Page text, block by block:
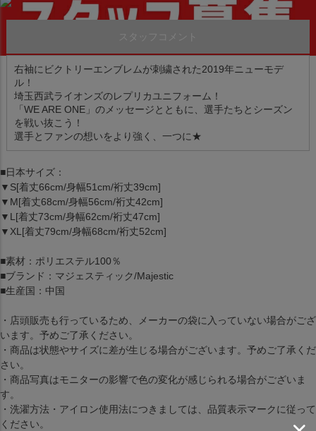
スタッフコメント
右袖にビクトリーエンブレムが刺繍された2019年ニューモデ
ル！
埼玉西武ライオンズのレプリカユニフォーム！
「WE ARE ONE」のメッセージとともに、選手たちとシーズン
を戦い抜こう！
選手とファンの想いをより強く、一つに★
■日本サイズ：
▼S[着丈66cm/身幅51cm/裄丈39cm]
▼M[着丈68cm/身幅56cm/裄丈42cm]
▼L[着丈73cm/身幅62cm/裄丈47cm]
▼XL[着丈79cm/身幅68cm/裄丈52cm]
■素材：ポリエステル100％
■ブランド：マジェスティック/Majestic
■生産国：中国
・店頭販売も行っているため、メーカーの袋に入っていない場合がござ
います。予めご了承ください。
・商品は状態やサイズに差が生じる場合がございます。予めご了承くだ
さい。
・商品写真はモニターの影響で色の変化が感じられる場合がございま
す。
・洗濯方法・アイロン使用法につきましては、品質表示マークに従って
ください。